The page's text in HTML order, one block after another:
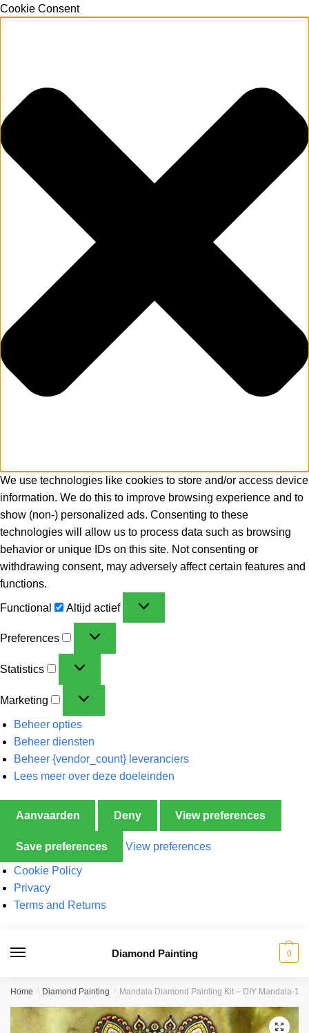
Cookie Consent
We use technologies like cookies to store and/or access device
information. We do this to improve browsing experience and to
show (non-) personalized ads. Consenting to these
technologies will allow us to process data such as browsing
behavior or unique IDs on this site. Not consenting or
withdrawing consent, may adversely affect certain features and
functions.
Functional Altijd actief
Preferences
Statistics
Marketing
Beheer opties
Beheer diensten
Beheer {vendor_count} leveranciers
Lees meer over deze doeleinden
Aanvaarden Deny View preferences
Save preferences View preferences
Cookie Policy
Privacy
Terms and Returns
Diamond Painting 0
Home / Diamond Painting / Mandala Diamond Painting Kit – DIY Mandala-15
🔍